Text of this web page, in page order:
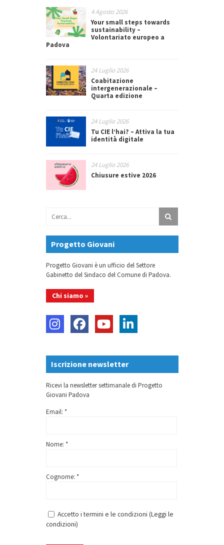
4 Agosto 2026
Your small steps towards
sustainability –
Volontariato europeo a
Padova
24 Luglio 2026
Coabitazione
intergenerazionale –
Quarta edizione
24 Luglio 2026
Tu CIE l’hai? – Attiva la tua
identità digitale
24 Luglio 2026
Chiusure estive 2026
Progetto Giovani
Progetto Giovani è un ufficio del Settore
Gabinetto del Sindaco del Comune di Padova.
Chi siamo »
Iscrizione newsletter
Ricevi la newsletter settimanale di Progetto
Giovani Padova
Email: *
Nome: *
Cognome: *
Accetto i termini e le condizioni (Leggi le
condizioni)